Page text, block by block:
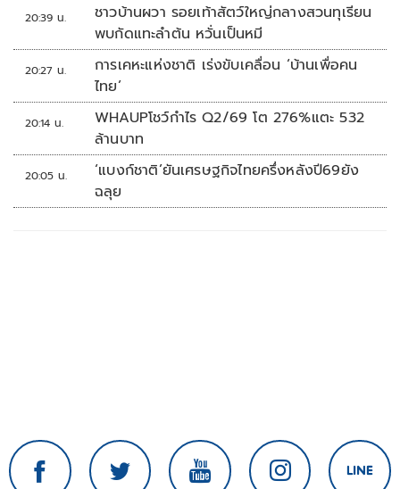
20:39 น.
ชาวบ้านผวา รอยเท้าสัตว์ใหญ่กลางสวนทุเรียน
พบกัดแทะลำต้น หวั่นเป็นหมี
20:27 น.
การเคหะแห่งชาติ เร่งขับเคลื่อน ‘บ้านเพื่อคน
ไทย’
20:14 น.
WHAUPโชว์กำไร Q2/69 โต 276%แตะ 532
ล้านบาท
20:05 น.
‘แบงก์ชาติ’ยันเศรษฐกิจไทยครึ่งหลังปี69ยัง
ฉลุย